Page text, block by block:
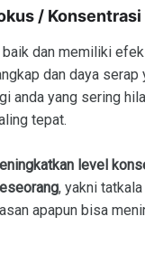
/ Konsentrasi
dan memiliki
dan daya
anda yang sering
tepat.
level
, yakni
apapun bisa